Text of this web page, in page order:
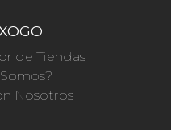
de Tiendas
Nosotros